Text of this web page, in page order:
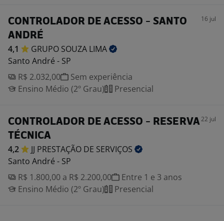
CONTROLADOR DE ACESSO - SANTO
ANDRÉ
16 jul
4,1 GRUPO SOUZA LIMA
Santo André - SP
R$ 2.032,00
Sem experiência
Ensino Médio (2º Grau)
Presencial
CONTROLADOR DE ACESSO - RESERVA
TÉCNICA
22 jul
4,2 JJ PRESTAÇÃO DE SERVIÇOS
Santo André - SP
R$ 1.800,00 a R$ 2.200,00
Entre 1 e 3 anos
Ensino Médio (2º Grau)
Presencial